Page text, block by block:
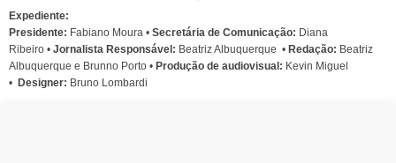
Expediente:
Presidente: Fabiano Moura • Secretária de Comunicação: Diana
Ribeiro • Jornalista Responsável: Beatriz Albuquerque • Redação: Beatriz
Albuquerque e Brunno Porto • Produção de audiovisual: Kevin Miguel
• Designer: Bruno Lombardi